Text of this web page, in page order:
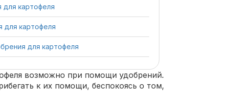
картофеля
для картофеля
для картофеля
возможно при помощи удобрений.
к их помощи, беспокоясь о том,